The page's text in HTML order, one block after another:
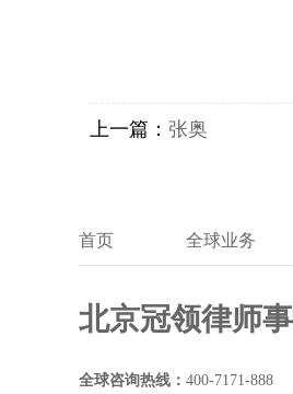
上一篇： 张奥
首页 全球业务
北京冠领律师
全球咨询热线： 400-7171-888